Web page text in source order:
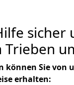
sicher
Trieben
können Sie von
erhalten: